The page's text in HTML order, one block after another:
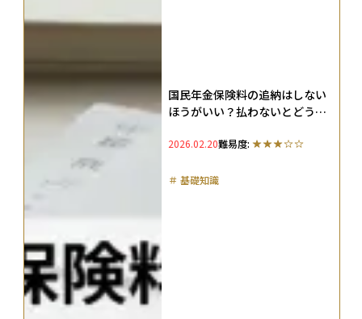
国民年金保険料の追納はしない
ほうがいい？払わないとどうな
2026.02.20難易度:
＃ 基礎知識